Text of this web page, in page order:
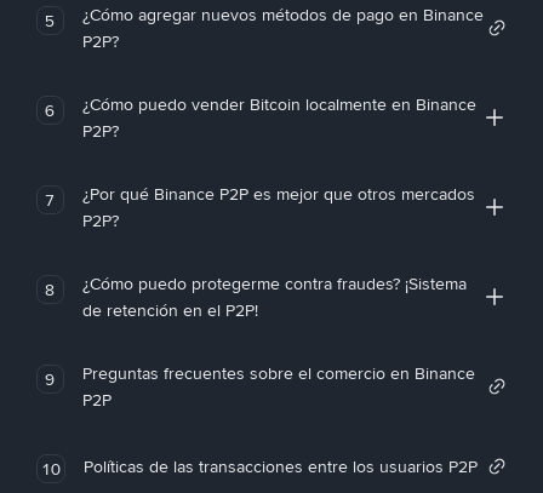
5
¿Cómo agregar nuevos métodos de pago en Binance
P2P?
6
¿Cómo puedo vender Bitcoin localmente en Binance
P2P?
7
¿Por qué Binance P2P es mejor que otros mercados
P2P?
8
¿Cómo puedo protegerme contra fraudes? ¡Sistema
de retención en el P2P!
9
Preguntas frecuentes sobre el comercio en Binance
P2P
10 Políticas de las transacciones entre los usuarios P2P